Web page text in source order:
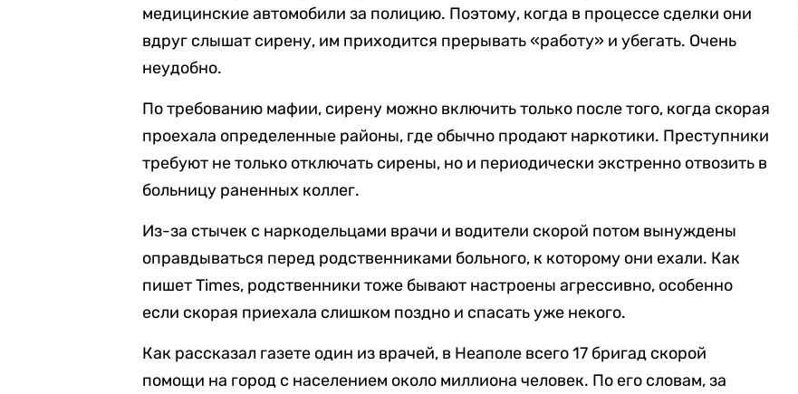
медицинские автомобили за полицию. Поэтому, когда в процессе сделки они
вдруг слышат сирену, им приходится прерывать «работу» и убегать. Очень
неудобно.
По требованию мафии, сирену можно включить только после того, когда скорая
проехала определенные районы, где обычно продают наркотики. Преступники
требуют не только отключать сирены, но и периодически экстренно отвозить в
больницу раненных коллег.
Из-за стычек с наркодельцами врачи и водители скорой потом вынуждены
оправдываться перед родственниками больного, к которому они ехали. Как
пишет Times, родственники тоже бывают настроены агрессивно, особенно
если скорая приехала слишком поздно и спасать уже некого.
Как рассказал газете один из врачей, в Неаполе всего 17 бригад скорой
помощи на город с населением около миллиона человек. По его словам, за